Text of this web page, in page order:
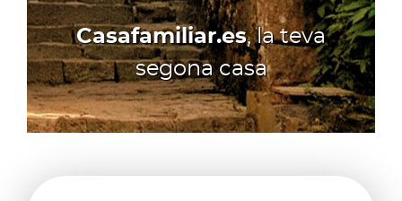
Casafamiliar.es, la teva
segona casa